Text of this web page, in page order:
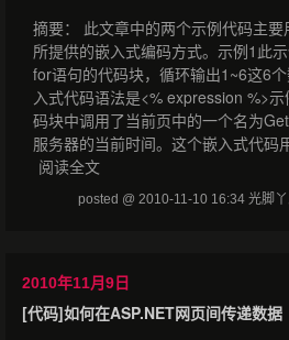
摘要： 此文章中的两个示例代码主
所提供的嵌入式编码方式。示例1此
for语句的代码块，循环输出1~6这6
入式代码语法是<% expression %>
码块中调用了当前页中的一个名为
服务器的当前时间。这个嵌入式代码
阅读全文
posted @ 2010-11-10 16:34 光脚
2010年11月9日
[代码]如何在ASP.NET网页间传递数据